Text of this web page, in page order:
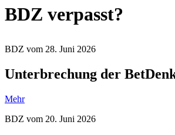
BDZ verpasst?
BDZ vom 28. Juni 2026
Unterbrechung der
Mehr
BDZ vom 20. Juni 2026